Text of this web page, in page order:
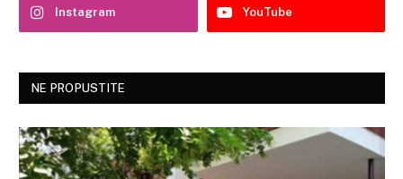
Instagram YouTube
NE PROPUSTITE